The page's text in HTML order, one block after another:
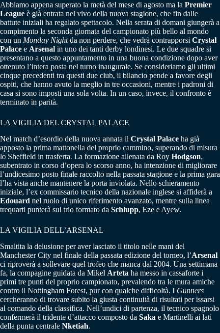
Abbiamo appena superato la metà del mese di agosto ma la Premier
League è già entrata nel vivo della nuova stagione, che fin dalle
battute iniziali ha regalato spettacolo. Nella serata di domani giungerà a
compimento la seconda giornata del campionato più bello al mondo
con un Monday Nightda non perdere, che vedrà contrapporsi Crystal
Palace e Arsenal in uno dei tanti derby londinesi. Le due squadre si
presentano a questo appuntamento in una buona condizione dopo aver
ottenuto l’intera posta nel turno inaugurale. Se consideriamo gli ultimi
cinque precedenti tra questi due club, il bilancio pende a favore degli
ospiti, che hanno avuto la meglio in tre occasioni, mentre i padroni di
casa si sono imposti una sola volta. In un caso, invece, il confronto è
terminato in parità.
LA VIGILIA DEL CRYSTAL PALACE
Nel match d’esordio della nuova annata il Crystal Palace ha già
apposto la prima mattonella del proprio cammino, superando di misura
lo Sheffield in trasferta. La formazione allenata da Roy Hodgson,
subentrato in corso d’opera lo scorso anno, ha intenzione di migliorare
l’undicesimo posto finale raccolto nella passata stagione e la prima gara
l’ha vista anche mantenere la porta inviolata. Nello schieramento
iniziale, l’ex commissario tecnico della nazionale inglese si affiderà a
Edouard nel ruolo di unico riferimento avanzato, mentre sulla linea
trequarti punterà sul trio formato da Schlupp, Eze e Ayew.
LA VIGILIA DELL’ARSENAL
Smaltita la delusione per aver lasciato il titolo nelle mani del
Manchester City nel finale della passata edizione del torneo, l’Arsenal
ci riproverà a sollevare quel trofeo che manca dal 2004. Una settimana
fa, la compagine guidata da Mikel Arteta ha messo in cassaforte i
primi tre punti del proprio campionato, prevalendo tra le mura amiche
contro il Nottingham Forest, pur con qualche difficoltà. I Gunners
cercheranno di trovare subito la giusta continuità di risultati per issarsi
al comando della classifica. Nell’undici di partenza, il tecnico spagnolo
confermerà il tridente d’attacco composto da Saka e Martinelli ai lati
della punta centrale Nketiah.